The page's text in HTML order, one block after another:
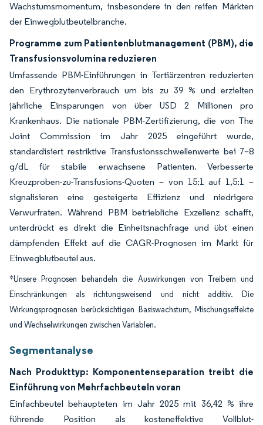
Wachstumsmomentum, insbesondere in den reifen Märkten
der Einwegblutbeutelbranche.
Programme zum Patientenblutmanagement (PBM), die
Transfusionsvolumina reduzieren
Umfassende PBM-Einführungen in Tertiärzentren reduzierten
den Erythrozytenverbrauch um bis zu 39 % und erzielten
jährliche Einsparungen von über USD 2 Millionen pro
Krankenhaus. Die nationale PBM-Zertifizierung, die von The
Joint Commission im Jahr 2025 eingeführt wurde,
standardisiert restriktive Transfusionsschwellenwerte bei 7–8
g/dL für stabile erwachsene Patienten. Verbesserte
Kreuzproben-zu-Transfusions-Quoten – von 15:1 auf 1,5:1 –
signalisieren eine gesteigerte Effizienz und niedrigere
Verwurfraten. Während PBM betriebliche Exzellenz schafft,
unterdrückt es direkt die Einheitsnachfrage und übt einen
dämpfenden Effekt auf die CAGR-Prognosen im Markt für
Einwegblutbeutel aus.
*Unsere Prognosen behandeln die Auswirkungen von Treibern und
Einschränkungen als richtungsweisend und nicht additiv. Die
Wirkungsprognosen berücksichtigen Basiswachstum, Mischungseffekte
und Wechselwirkungen zwischen Variablen.
Segmentanalyse
Nach Produkttyp: Komponentenseparation treibt die
Einführung von Mehrfachbeuteln voran
Einfachbeutel behaupteten im Jahr 2025 mit 36,42 % ihre
führende Position als kosteneffektive Vollblut-